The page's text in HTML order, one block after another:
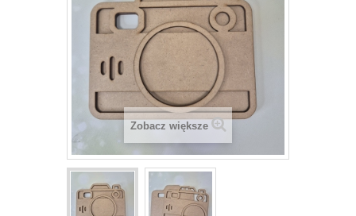
Zobacz większe